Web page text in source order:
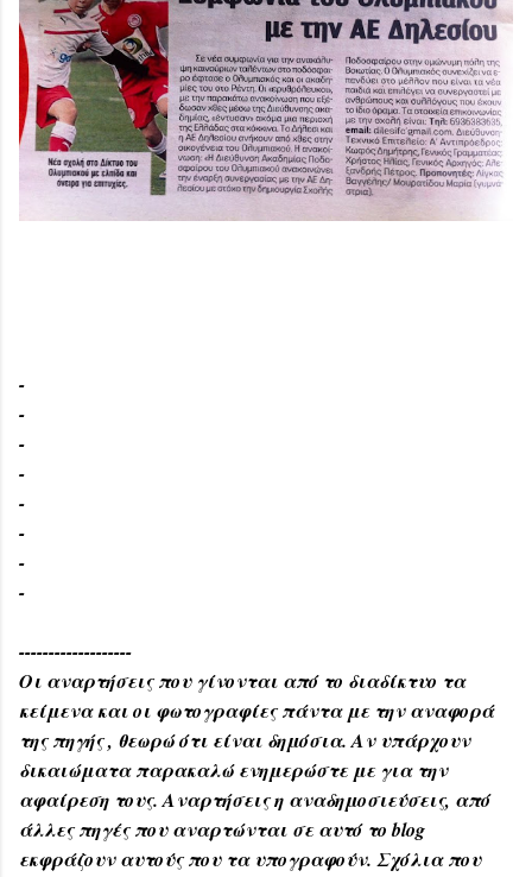
-
-
-
-
-
-
-
-
-------------------
Οι αναρτήσεις που γίνονται από το διαδίκτυο τα
κείμενα και οι φωτογραφίες πάντα με την αναφορά
της πηγής , θεωρώ ότι είναι δημόσια. Αν υπάρχουν
δικαιώματα παρακαλώ ενημερώστε με για την
αφαίρεση τους. Αναρτήσεις η αναδημοσιεύσεις, από
άλλες πηγές που αναρτώνται σε αυτό το blog
εκφράζουν αυτούς που τα υπογραφούν. Σχόλια που